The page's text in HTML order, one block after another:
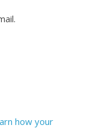
how your